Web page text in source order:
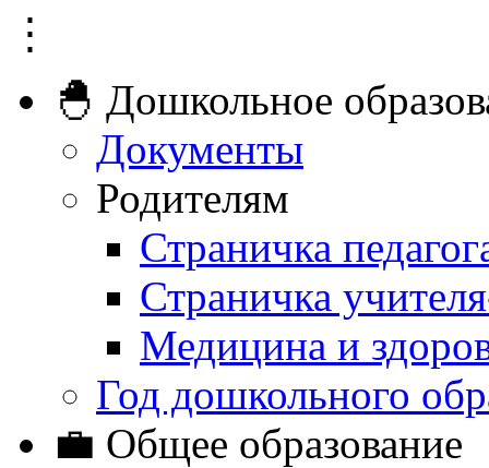
⋮
🐣 Дошкольное
Документы
Родителям
Страничка
Страничка
Медицина и
Год дошкольного
💼 Общее образование